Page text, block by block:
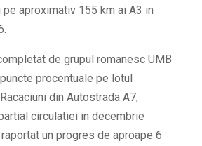
aproximativ 155 km ai A3 in
de grupul romanesc UMB
procentuale pe lotul
din Autostrada A7,
circulatiei in decembrie
un progres de aproape 6